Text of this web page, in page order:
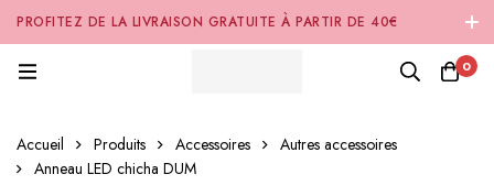
PROFITEZ DE LA LIVRAISON GRATUITE À PARTIR DE 40€
D'ACHAT SUR NOTRE SITE INTERNET 🚚
0
Accueil Produits Accessoires
Autres accessoires
Anneau LED chicha DUM